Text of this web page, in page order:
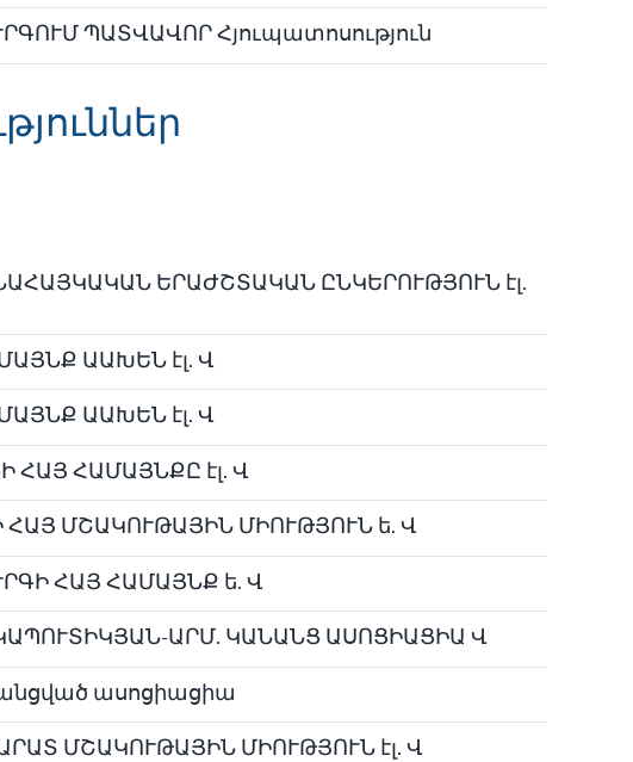
ՊԱՏՎԱՎՈՐ Հյուպատոսություն
ԵՐԱԺՇՏԱԿԱՆ ԸՆԿԵՐՈՒԹՅՈՒՆ էլ.
ԱԱԽԵՆ էլ. Վ
ԱԱԽԵՆ էլ. Վ
ՀԱՅ ՀԱՄԱՅՆՔԸ էլ. Վ
ՀԱՅ ՄՇԱԿՈՒԹԱՅԻՆ ՄԻՈՒԹՅՈՒՆ ե. Վ
ՀԱՅ ՀԱՄԱՅՆՔ ե. Վ
ԱՐՄ. ԿԱՆԱՆՑ ԱՍՈՑԻԱՑԻԱ Վ
ասոցիացիա
ՄՇԱԿՈՒԹԱՅԻՆ ՄԻՈՒԹՅՈՒՆ էլ. Վ